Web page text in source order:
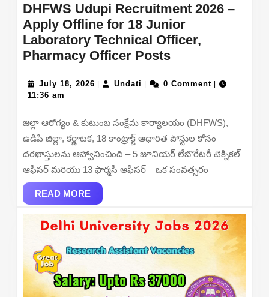
DHFWS Udupi Recruitment 2026 –
Apply Offline for 18 Junior
Laboratory Technical Officer,
Pharmacy Officer PostsDHFWS
Recruitment
–
Apply
Offline
for
Laboratory
Technical
Officer,
Pharmacy
Officer
Posts
July 18, 2026 July
| Undati Undati
| 0 Comment |
11:36 am
జిల్లా ఆరోగ్యం & కుటుంబ సంక్షేమ కార్యాలయం (DHFWS),
ఉడిపి జిల్లా, కర్ణాటక, 18 కాంట్రాక్ట్ ఆధారిత పోస్టుల కోసం
దరఖాస్తులను ఆహ్వానించింది – 5 జూనియర్ లేబొరేటరీ టెక్నికల్
ఆఫీసర్ మరియు 13 ఫార్మసీ ఆఫీసర్ – ఒక సంవత్సరం
READ MOREREAD
MORE